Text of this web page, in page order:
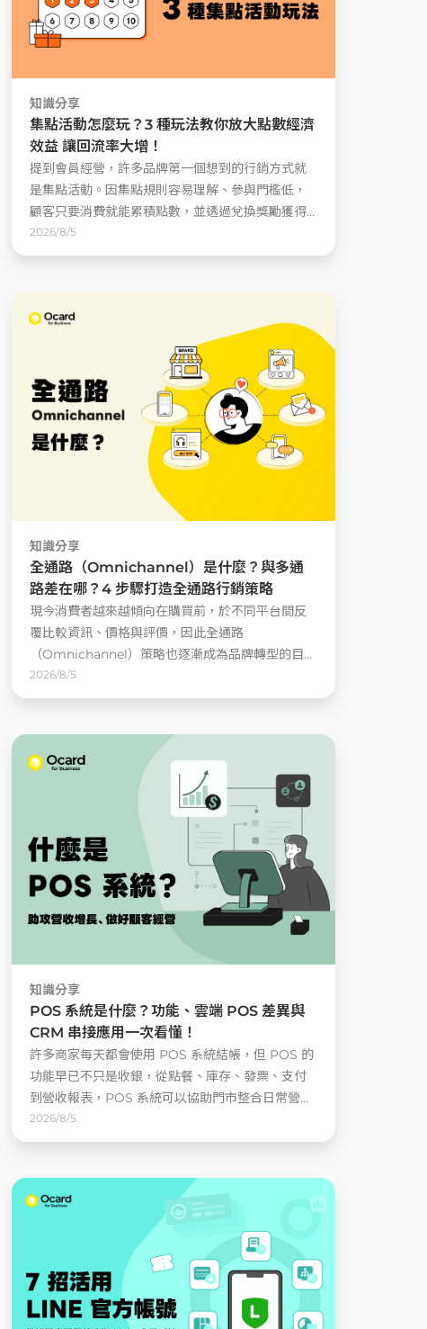
知識分享
集點活動怎麼玩？3 種玩法教你放大點數經濟
效益 讓回流率大增！
提到會員經營，許多品牌第一個想到的行銷方式就
是集點活動。因集點規則容易理解、參與門檻低，
顧客只要消費就能累積點數，並透過兌換獎勵獲得
回饋。對品牌來說，能夠快速吸引新會員加入，還
能提高顧客回購意願 ......
2026/8/5
知識分享
全通路（Omnichannel）是什麼？與多通
路差在哪？4 步驟打造全通路行銷策略
現今消費者越來越傾向在購買前，於不同平台間反
覆比較資訊、價格與評價，因此全通路
（Omnichannel）策略也逐漸成為品牌轉型的目標
......
2026/8/5
知識分享
POS 系統是什麼？功能、雲端 POS 差異與
CRM 串接應用一次看懂！
許多商家每天都會使用 POS 系統結帳，但 POS 的
功能早已不只是收銀，從點餐、庫存、發票、支付
到營收報表，POS 系統可以協助門市整合日常營運
資料，若再串接 CRM 會員系統，還能把每一筆交
易對應到會員身上，進一步掌握顧客買了什麼、多
2026/8/5